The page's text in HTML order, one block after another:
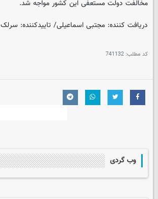
مخالفت دولت مستعفی این کشور مواجه شد.
دریافت کننده: مجتبی اسماعیلی/ تاییدکننده: سرلک
کد مطلب: 741132
وب گردی